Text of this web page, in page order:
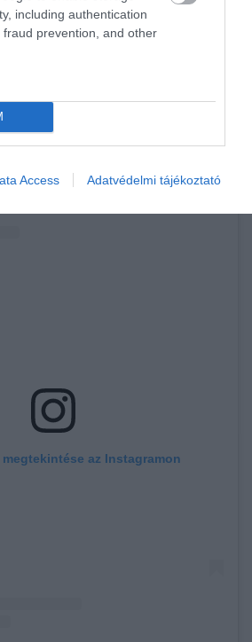
including authentication
prevention, and other
Access Adatvédelmi tájékoztató
megtekintése az Instagramon